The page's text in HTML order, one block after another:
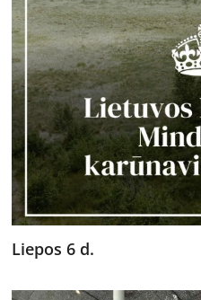
Liepos 6 d.